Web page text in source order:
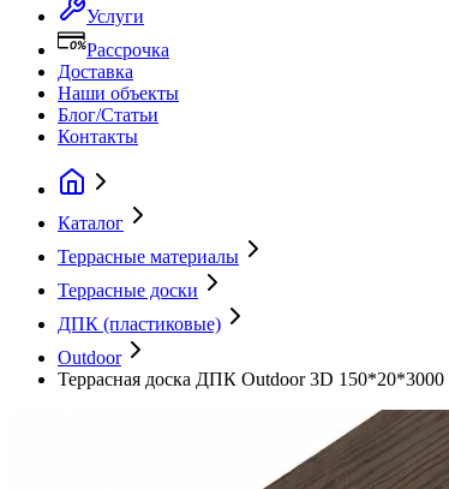
Услуги
Рассрочка
Доставка
Наши объекты
Блог/Статьи
Контакты
Каталог
Террасные материалы
Террасные доски
ДПК (пластиковые)
Outdoor
Террасная доска ДПК Outdoor 3D